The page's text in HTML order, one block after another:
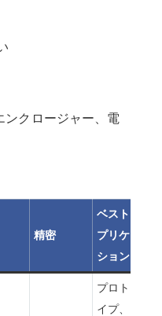
ンクロージャー、電
精密
ベストア
プリケー
ション
プロトタ
イプ、マ